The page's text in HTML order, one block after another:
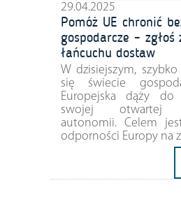
29.04.2025
Pomóż UE chronić
gospodarcze – zgłoś
łańcuchu dostaw
W dzisiejszym,
się świecie
Europejska dąży do
swojej otwartej
autonomii. Celem
odporności Europy na